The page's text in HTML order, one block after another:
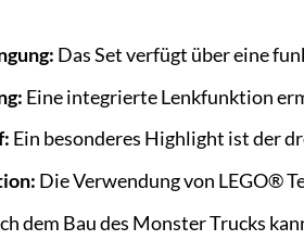
Das Set verfügt über eine
Eine integrierte Lenkfunktion
Ein besonderes Highlight ist der
Die Verwendung von LEGO®
dem Bau des Monster Trucks